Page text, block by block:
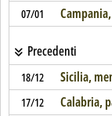
07/01
Precedenti
18/12 Sicilia,
17/12 Calabria,